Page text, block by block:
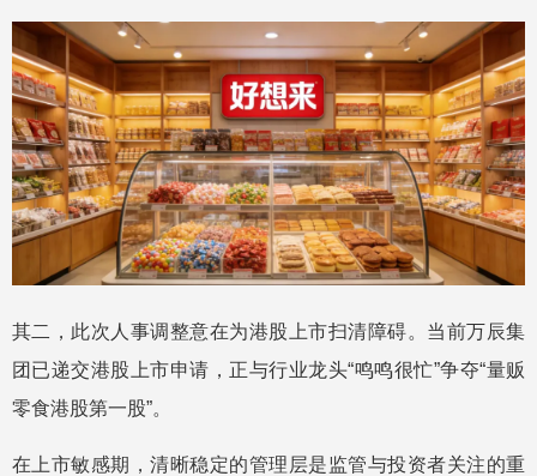
其二，此次人事调整意在为港股上市扫清障碍。当前万辰集
团已递交港股上市申请，正与行业龙头“鸣鸣很忙”争夺“量贩
零食港股第一股”。
在上市敏感期，清晰稳定的管理层是监管与投资者关注的重